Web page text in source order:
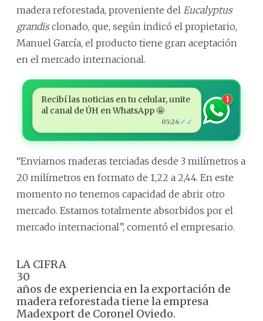
madera reforestada, proveniente del Eucalyptus
grandisclonado, que, según indicó el propietario,
Manuel García, el producto tiene gran aceptación
en el mercado internacional.
Recibí las noticias en tu celular, unite
al canal de ÚH en WhatsApp 🤩
05:26 ✓✓
1
“Enviamos maderas terciadas desde 3 milímetros a
20 milímetros en formato de 1,22 a 2,44. En este
momento no tenemos capacidad de abrir otro
mercado. Estamos totalmente absorbidos por el
mercado internacional”, comentó el empresario.
LA CIFRA
30
años de experiencia en la exportación de
madera reforestada tiene la empresa
Madexport de Coronel Oviedo.